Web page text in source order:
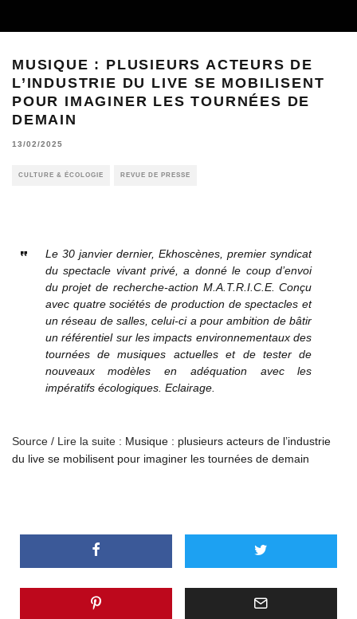
MUSIQUE : PLUSIEURS ACTEURS DE
L’INDUSTRIE DU LIVE SE MOBILISENT
POUR IMAGINER LES TOURNÉES DE
DEMAIN
13/02/2025
CULTURE & ÉCOLOGIE REVUE DE PRESSE
Le 30 janvier dernier, Ekhoscènes, premier syndicat
du spectacle vivant privé, a donné le coup d’envoi
du projet de recherche-action M.A.T.R.I.C.E. Conçu
avec quatre sociétés de production de spectacles et
un réseau de salles, celui-ci a pour ambition de bâtir
un référentiel sur les impacts environnementaux des
tournées de musiques actuelles et de tester de
nouveaux modèles en adéquation avec les
impératifs écologiques. Eclairage.
Source / Lire la suite : Musique : plusieurs acteurs de l’industrie
du live se mobilisent pour imaginer les tournées de demain